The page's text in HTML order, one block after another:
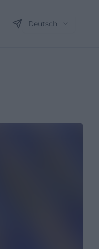
Deutsch